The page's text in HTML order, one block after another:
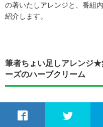
の著いたしアレンジと、番組
紹介します。
筆者ちょい足しアレンジ
ーズのハーブクリーム